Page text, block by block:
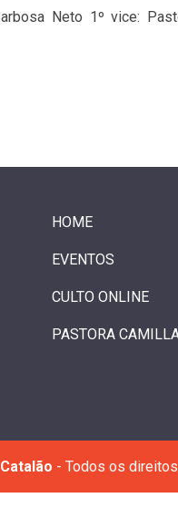
Neto 1º vice:
HOME
EVENTOS
CULTO ONLINE
PASTORA
- Todos os